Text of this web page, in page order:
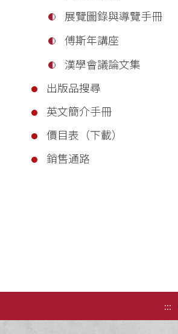
展覽圖錄與導覽手冊
傅斯年講座
漢學會議論文集
出版品搜尋
英文簡介手冊
價目表（下載）
銷售通路
:::